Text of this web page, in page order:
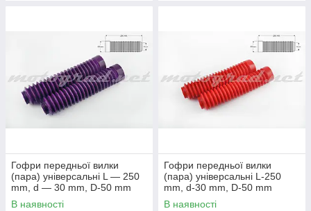
Гофри передньої вилки
(пара) універсальні L — 250
mm, d — 30 mm, D-50 mm
(фіолетові) MZK
В наявності
Гофри передньої вилки
(пара) універсальні L-250
mm, d-30 mm, D-50 mm
(червоні) MZK
В наявності